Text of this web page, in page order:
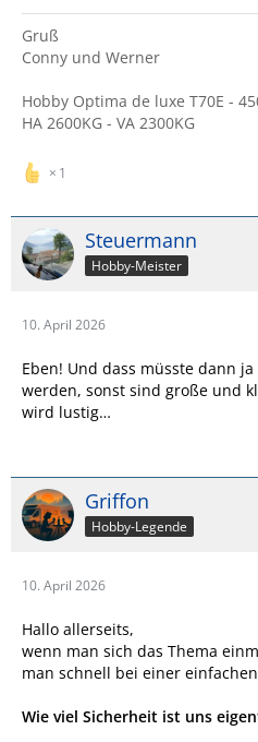
Gruß
Conny und Werner
Hobby Optima de luxe T70E -
HA 2600KG - VA 2300KG
1
Steuermann
Hobby-Meister
10. April 2026
Eben! Und dass müsste dann
werden, sonst sind große und
wird lustig…
Griffon
Hobby-Legende
10. April 2026
Hallo allerseits,
wenn man sich das Thema
man schnell bei einer
Wie viel Sicherheit ist uns